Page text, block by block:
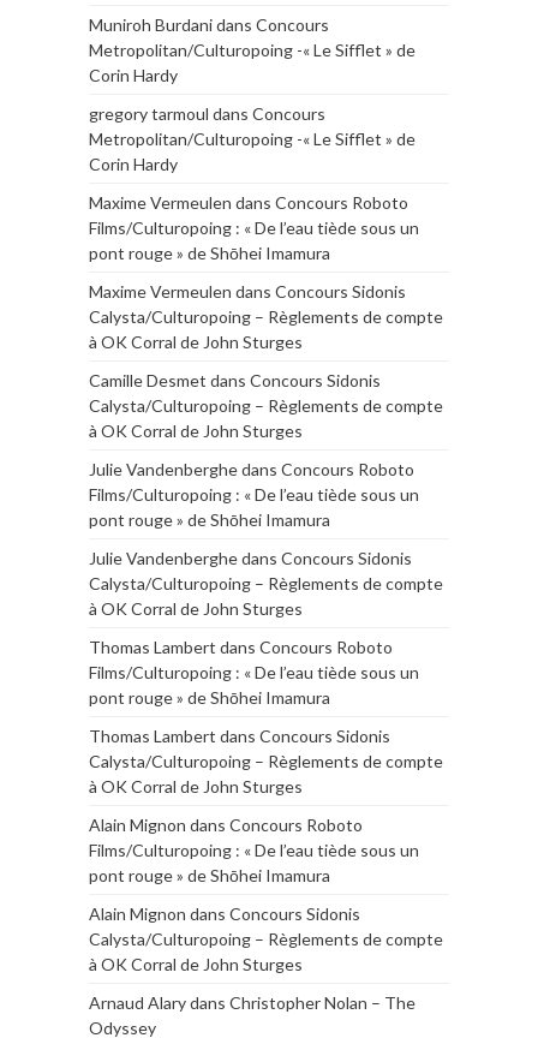
Muniroh Burdanidans Concours
Metropolitan/Culturopoing -« Le Sifflet » de
Corin Hardy
gregory tarmoul dans Concours
Metropolitan/Culturopoing -« Le Sifflet » de
Corin Hardy
Maxime Vermeulen dans Concours Roboto
Films/Culturopoing : « De l’eau tiède sous un
pont rouge » de Shōhei Imamura
Maxime Vermeulen dans Concours Sidonis
Calysta/Culturopoing – Règlements de compte
à OK Corral de John Sturges
Camille Desmet dans Concours Sidonis
Calysta/Culturopoing – Règlements de compte
à OK Corral de John Sturges
Julie Vandenberghedans Concours Roboto
Films/Culturopoing : « De l’eau tiède sous un
pont rouge » de Shōhei Imamura
Julie Vandenberghedans Concours Sidonis
Calysta/Culturopoing – Règlements de compte
à OK Corral de John Sturges
Thomas Lambert dans Concours Roboto
Films/Culturopoing : « De l’eau tiède sous un
pont rouge » de Shōhei Imamura
Thomas Lambert dans Concours Sidonis
Calysta/Culturopoing – Règlements de compte
à OK Corral de John Sturges
Alain Mignon dans Concours Roboto
Films/Culturopoing : « De l’eau tiède sous un
pont rouge » de Shōhei Imamura
Alain Mignon dans Concours Sidonis
Calysta/Culturopoing – Règlements de compte
à OK Corral de John Sturges
Arnaud Alarydans Christopher Nolan – The
Odyssey